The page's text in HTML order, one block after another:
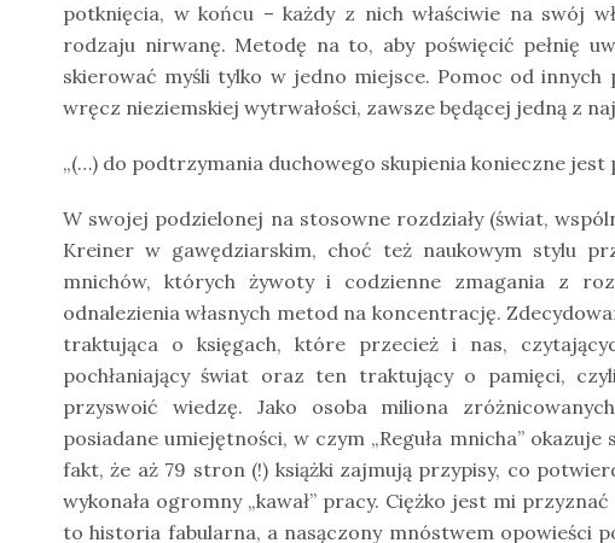
potknięcia, w końcu – każdy z nich właściwie na swój
rodzaju nirwanę. Metodę na to, aby poświęcić pełnię
skierować myśli tylko w jedno miejsce. Pomoc od innych
wręcz nieziemskiej wytrwałości, zawsze będącej jedną z
„(…) do podtrzymania duchowego skupienia konieczne jest
W swojej podzielonej na stosowne rozdziały (świat,
Kreiner w gawędziarskim, choć też naukowym stylu
mnichów, których żywoty i codzienne zmagania z
odnalezienia własnych metod na koncentrację.
traktująca o księgach, które przecież i nas,
pochłaniający świat oraz ten traktujący o pamięci,
przyswoić wiedzę. Jako osoba miliona
posiadane umiejętności, w czym „Reguła mnicha”
fakt, że aż 79 stron (!) książki zajmują przypisy, co
wykonała ogromny „kawał” pracy. Ciężko jest mi
to historia fabularna, a nasączony mnóstwem opowieści